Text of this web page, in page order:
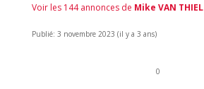
Voir les 144 annonces de Mike VAN THIEL
Publié: 3 novembre 2023 (il y a 3 ans)
0